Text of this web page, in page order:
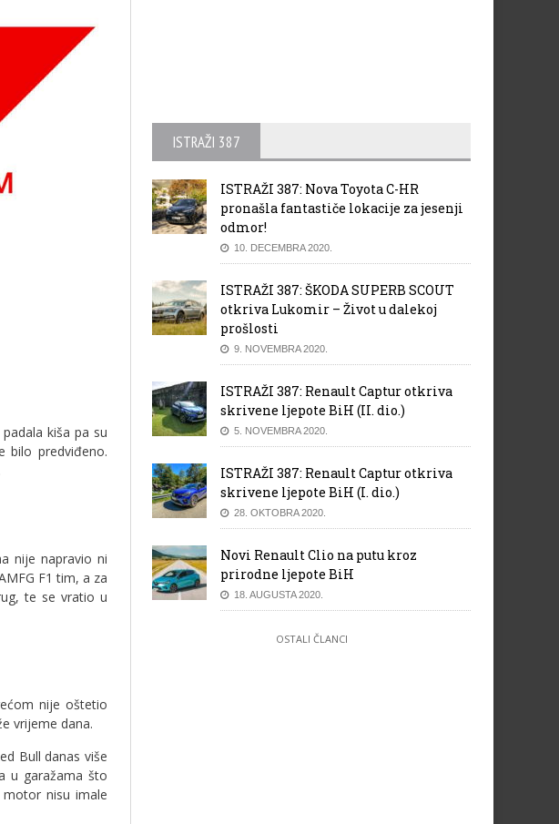
kiša pa su
bilo predviđeno.
nije napravio ni
F1 tim, a za
te se vratio u
nije oštetio
vrijeme dana.
Bull danas više
u garažama što
nisu imale
ISTRAŽI 387
ISTRAŽI 387: Nova Toyota C-HR
pronašla fantastiče lokacije za jesenji
odmor!
10. DECEMBRA 2020.
ISTRAŽI 387: ŠKODA SUPERB SCOUT
otkriva Lukomir – Život u dalekoj
prošlosti
9. NOVEMBRA 2020.
ISTRAŽI 387: Renault Captur otkriva
skrivene ljepote BiH (II. dio.)
5. NOVEMBRA 2020.
ISTRAŽI 387: Renault Captur otkriva
skrivene ljepote BiH (I. dio.)
28. OKTOBRA 2020.
Novi Renault Clio na putu kroz
prirodne ljepote BiH
18. AUGUSTA 2020.
OSTALI ČLANCI